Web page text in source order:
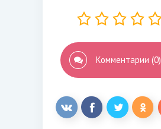
Комментарии (0)